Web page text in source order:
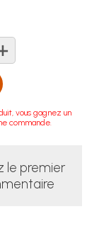
vous gagnez un
commande.
le premier